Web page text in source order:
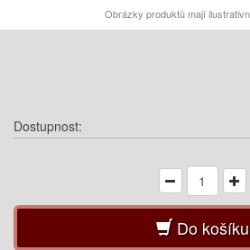
Obrázky produktů mají
Dostupnost:
Do košíku